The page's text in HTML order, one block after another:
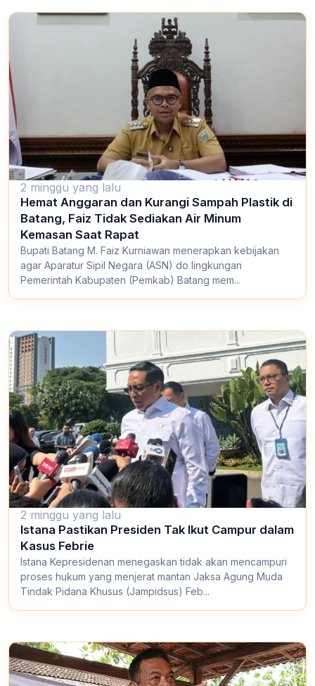
2 minggu yang lalu
Hemat Anggaran dan Kurangi Sampah Plastik di
Batang, Faiz Tidak Sediakan Air Minum
Kemasan Saat Rapat
Bupati Batang M. Faiz Kurniawan menerapkan kebijakan
agar Aparatur Sipil Negara (ASN) do lingkungan
Pemerintah Kabupaten (Pemkab) Batang mem...
2 minggu yang lalu
Istana Pastikan Presiden Tak Ikut Campur dalam
Kasus Febrie
Istana Kepresidenan menegaskan tidak akan mencampuri
proses hukum yang menjerat mantan Jaksa Agung Muda
Tindak Pidana Khusus (Jampidsus) Feb...